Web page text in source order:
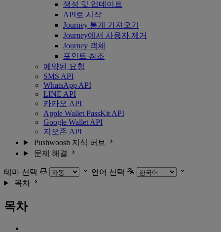
생성 및 업데이트
API로 시작
Journey 통계 가져오기
Journey에서 사용자 제거
Journey 객체
포인트 참조
예약된 요청
SMS API
WhatsApp API
LINE API
카카오 API
Apple Wallet PassKit API
Google Wallet API
지오존 API
Pushwoosh 지식 허브
문제 해결
테마 선택
언어 선택
목차
목차